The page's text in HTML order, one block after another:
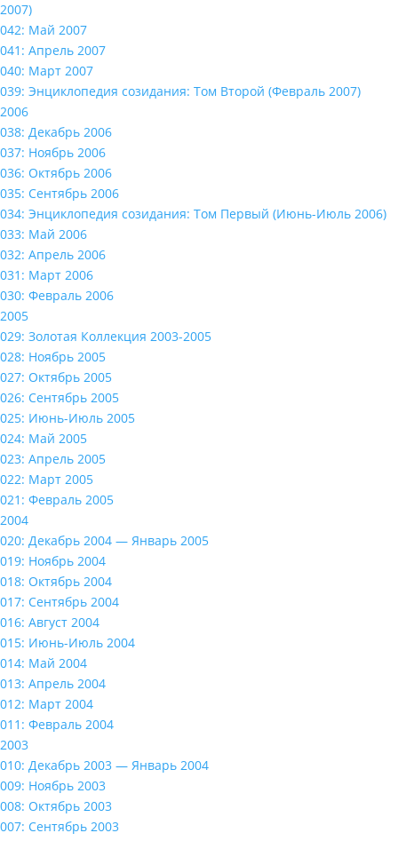
2007)
042: Май 2007
041: Апрель 2007
040: Март 2007
039: Энциклопедия созидания: Том Второй (Февраль 2007)
2006
038: Декабрь 2006
037: Ноябрь 2006
036: Октябрь 2006
035: Сентябрь 2006
034: Энциклопедия созидания: Том Первый (Июнь-Июль 2006)
033: Май 2006
032: Апрель 2006
031: Март 2006
030: Февраль 2006
2005
029: Золотая Коллекция 2003-2005
028: Ноябрь 2005
027: Октябрь 2005
026: Сентябрь 2005
025: Июнь-Июль 2005
024: Май 2005
023: Апрель 2005
022: Март 2005
021: Февраль 2005
2004
020: Декабрь 2004 — Январь 2005
019: Ноябрь 2004
018: Октябрь 2004
017: Сентябрь 2004
016: Август 2004
015: Июнь-Июль 2004
014: Май 2004
013: Апрель 2004
012: Март 2004
011: Февраль 2004
2003
010: Декабрь 2003 — Январь 2004
009: Ноябрь 2003
008: Октябрь 2003
007: Сентябрь 2003